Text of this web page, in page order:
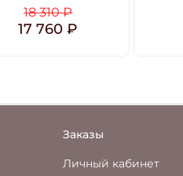
18 310 ₽
17 760 ₽
Заказы
Личный кабинет